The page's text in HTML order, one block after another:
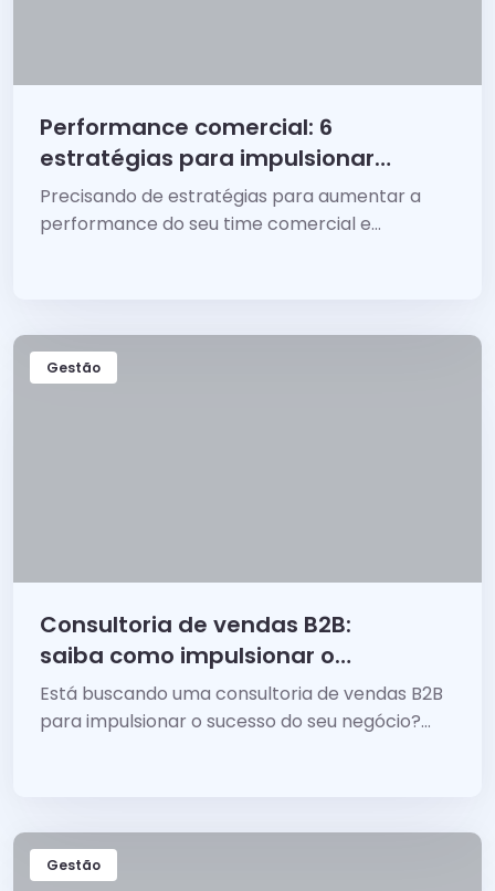
Performance comercial: 6
estratégias para impulsionar
suas vendas
Precisando de estratégias para aumentar a
performance do seu time comercial e
Gestão
Consultoria de vendas B2B:
saiba como impulsionar o
sucesso do seu negócio
Está buscando uma consultoria de vendas B2B
para impulsionar o sucesso do seu negócio?
Gestão